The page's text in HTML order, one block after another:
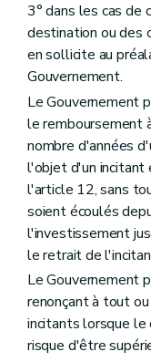
3° dans les cas de
destination ou des
en sollicite au
Gouvernement.
Le Gouvernement
le remboursement
nombre d'années
l'objet d'un incitant
l'article 12, sans
soient écoulés
l'investissement
le retrait de
Le Gouvernement
renonçant à tout
incitants lorsque le
risque d'être